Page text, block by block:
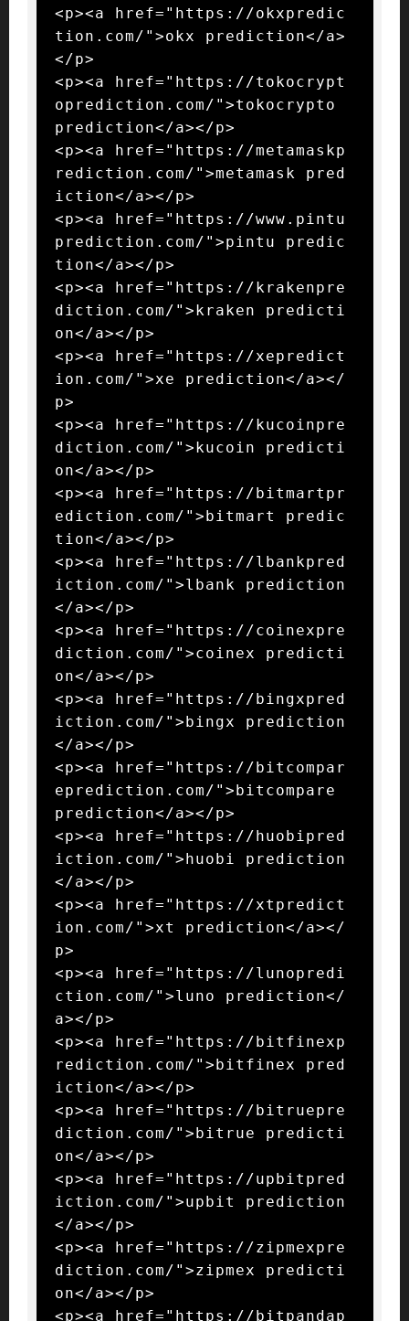
<p><a href="https://okxpredic
tion.com/">okx prediction</a>
</p>
<p><a href="https://tokocrypt
oprediction.com/">tokocrypto
prediction</a></p>
<p><a href="https://metamaskp
rediction.com/">metamask pred
iction</a></p>
<p><a href="https://www.pintu
prediction.com/">pintu predic
tion</a></p>
<p><a href="https://krakenpre
diction.com/">kraken predicti
on</a></p>
<p><a href="https://xepredict
ion.com/">xe prediction</a></
p>
<p><a href="https://kucoinpre
diction.com/">kucoin predicti
on</a></p>
<p><a href="https://bitmartpr
ediction.com/">bitmart predic
tion</a></p>
<p><a href="https://lbankpred
iction.com/">lbank prediction
</a></p>
<p><a href="https://coinexpre
diction.com/">coinex predicti
on</a></p>
<p><a href="https://bingxpred
iction.com/">bingx prediction
</a></p>
<p><a href="https://bitcompar
eprediction.com/">bitcompare
prediction</a></p>
<p><a href="https://huobipred
iction.com/">huobi prediction
</a></p>
<p><a href="https://xtpredict
ion.com/">xt prediction</a></
p>
<p><a href="https://lunopredi
ction.com/">luno prediction</
a></p>
<p><a href="https://bitfinexp
rediction.com/">bitfinex pred
iction</a></p>
<p><a href="https://bitruepre
diction.com/">bitrue predicti
on</a></p>
<p><a href="https://upbitpred
iction.com/">upbit prediction
</a></p>
<p><a href="https://zipmexpre
diction.com/">zipmex predicti
on</a></p>
<p><a href="https://bitpandap